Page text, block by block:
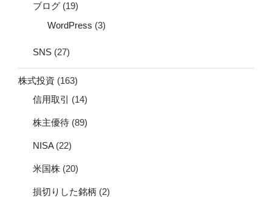
ブログ (19)
WordPress (3)
SNS (27)
株式投資 (163)
信用取引 (14)
株主優待 (89)
NISA(22)
米国株 (20)
損切りした銘柄 (2)